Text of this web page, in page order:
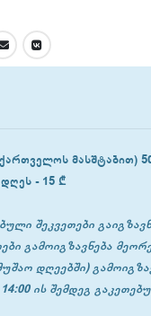
მასშტაბით)
-15 ₾
შეკვეთები
გამოიგზავნება
დღეებში)
ის შემდეგ